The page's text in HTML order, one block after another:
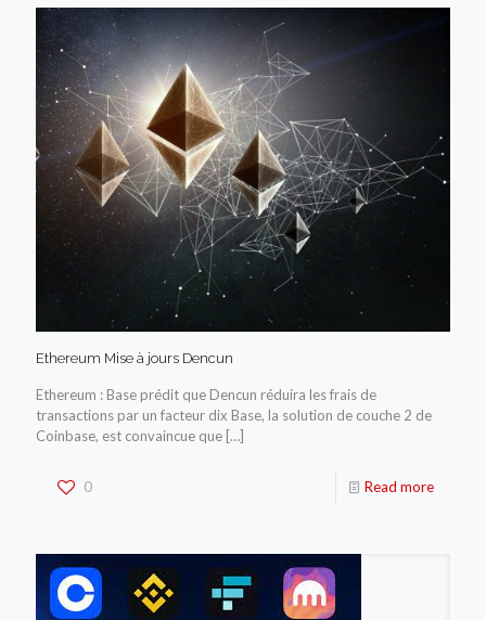
Ethereum Mise à jours Dencun
Ethereum : Base prédit que Dencun réduira les frais de
transactions par un facteur dix Base, la solution de couche 2 de
Coinbase, est convaincue que […]
0 Read more